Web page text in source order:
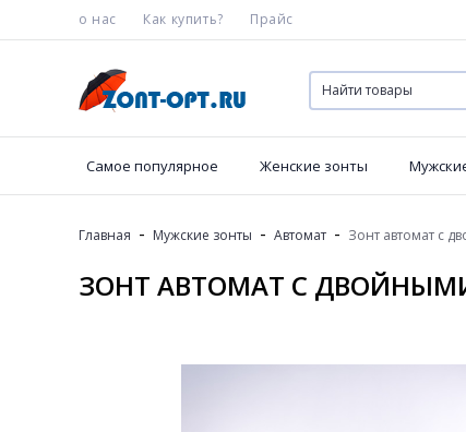
о нас Как купить? Прайс
Самое популярное Женские зонты
Главная - Мужские зонты - Автомат - Зонт автомат с
ЗОНТ АВТОМАТ С